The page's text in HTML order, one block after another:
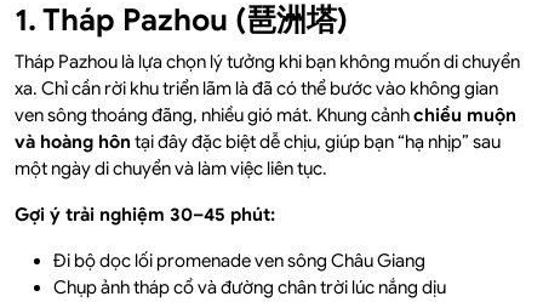
1. Tháp Pazhou (琶洲塔)
Tháp Pazhou là lựa chọn lý tưởng khi bạn không muốn di chuyển
xa. Chỉ cần rời khu triển lãm là đã có thể bước vào không gian
ven sông thoáng đãng, nhiều gió mát. Khung cảnhchiều muộn
và hoàng hôn tại đây đặc biệt dễ chịu, giúp bạn “hạ nhịp” sau
một ngày di chuyển và làm việc liên tục.
Gợi ý trải nghiệm 30–45 phút:
Đi bộ dọc lối promenade ven sông Châu Giang
Chụp ảnh tháp cổ và đường chân trời lúc nắng dịu